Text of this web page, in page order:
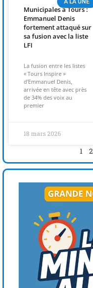
A LA UNE
Municipales à Tours :
Emmanuel Denis
fortement attaqué sur
sa fusion avec la liste
LFI
La fusion entre les listes
« Tours Inspire »
d’Emmanuel Denis,
arrivée en tête avec près
de 34% des voix au
premier
18 mars 2026
1 2